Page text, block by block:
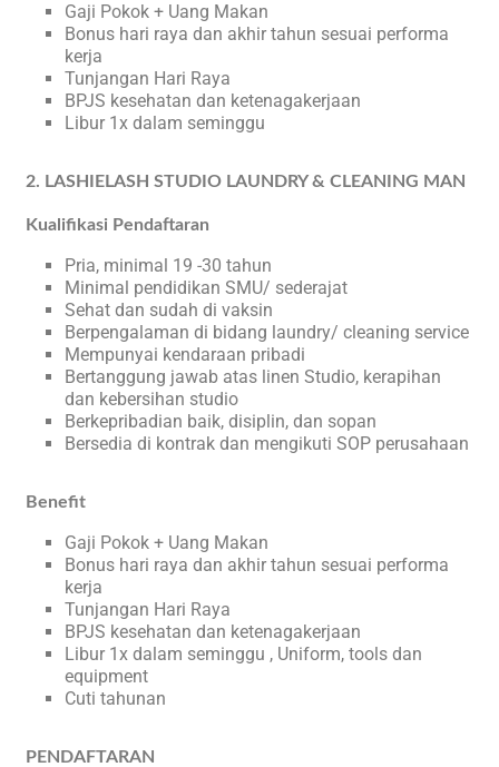
Gaji Pokok + Uang Makan
Bonus hari raya dan akhir tahun sesuai performa
kerja
Tunjangan Hari Raya
BPJS kesehatan dan ketenagakerjaan
Libur 1x dalam seminggu
2. LASHIELASH STUDIO LAUNDRY & CLEANING MAN
Kualifikasi Pendaftaran
Pria, minimal 19 -30 tahun
Minimal pendidikan SMU/ sederajat
Sehat dan sudah di vaksin
Berpengalaman di bidang laundry/ cleaning service
Mempunyai kendaraan pribadi
Bertanggung jawab atas linen Studio, kerapihan
dan kebersihan studio
Berkepribadian baik, disiplin, dan sopan
Bersedia di kontrak dan mengikuti SOP perusahaan
Benefit
Gaji Pokok + Uang Makan
Bonus hari raya dan akhir tahun sesuai performa
kerja
Tunjangan Hari Raya
BPJS kesehatan dan ketenagakerjaan
Libur 1x dalam seminggu , Uniform, tools dan
equipment
Cuti tahunan
PENDAFTARAN